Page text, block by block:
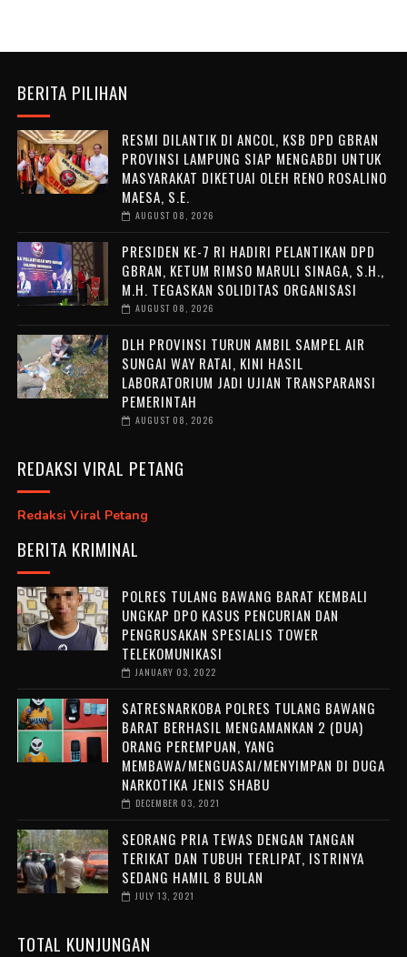
BERITA PILIHAN
RESMI DILANTIK DI ANCOL, KSB DPD GBRAN
PROVINSI LAMPUNG SIAP MENGABDI UNTUK
MASYARAKAT DIKETUAI OLEH RENO ROSALINO
MAESA, S.E.
AUGUST 08, 2026
PRESIDEN KE-7 RI HADIRI PELANTIKAN DPD
GBRAN, KETUM RIMSO MARULI SINAGA, S.H.,
M.H. TEGASKAN SOLIDITAS ORGANISASI
AUGUST 08, 2026
DLH PROVINSI TURUN AMBIL SAMPEL AIR
SUNGAI WAY RATAI, KINI HASIL
LABORATORIUM JADI UJIAN TRANSPARANSI
PEMERINTAH
AUGUST 08, 2026
REDAKSI VIRAL PETANG
Redaksi Viral Petang
BERITA KRIMINAL
POLRES TULANG BAWANG BARAT KEMBALI
UNGKAP DPO KASUS PENCURIAN DAN
PENGRUSAKAN SPESIALIS TOWER
TELEKOMUNIKASI
JANUARY 03, 2022
SATRESNARKOBA POLRES TULANG BAWANG
BARAT BERHASIL MENGAMANKAN 2 (DUA)
ORANG PEREMPUAN, YANG
MEMBAWA/MENGUASAI/MENYIMPAN DI DUGA
NARKOTIKA JENIS SHABU
DECEMBER 03, 2021
SEORANG PRIA TEWAS DENGAN TANGAN
TERIKAT DAN TUBUH TERLIPAT, ISTRINYA
SEDANG HAMIL 8 BULAN
JULY 13, 2021
TOTAL KUNJUNGAN